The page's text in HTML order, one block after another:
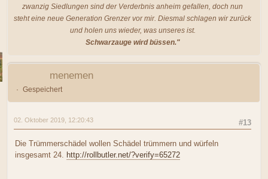
zwanzig Siedlungen sind der Verderbnis anheim gefallen, doch nun
steht eine neue Generation Grenzer vor mir. Diesmal schlagen wir zurück
und holen uns wieder, was unseres ist.
Schwarzauge wird büssen."
menemen
Gespeichert
#13
02. Oktober 2019, 12:20:43
Die Trümmerschädel wollen Schädel trümmern und würfeln
insgesamt 24. http://rollbutler.net/?verify=65272